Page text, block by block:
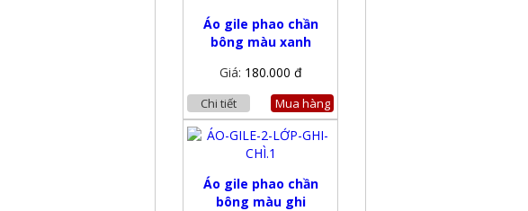
Áo gile phao chần
bông màu xanh
Giá: 180.000 đ
Chi tiết Mua hàng
Áo gile phao chần
bông màu ghi